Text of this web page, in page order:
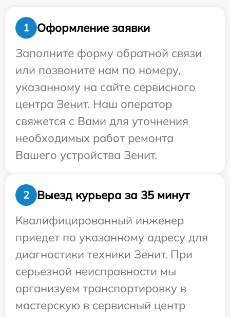
1
Оформление заявки
Заполните форму обратной связи
или позвоните нам по номеру,
указанному на сайте сервисного
центра Зенит. Наш оператор
свяжется с Вами для уточнения
необходимых работ ремонта
Вашего устройства Зенит.
2
Выезд курьера за 35 минут
Квалифицированный инженер
приедет по указанному адресу для
диагностики техники Зенит. При
серьезной неисправности мы
организуем транспортировку в
мастерскую в сервисный центр